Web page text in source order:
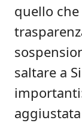
quello
saltare a